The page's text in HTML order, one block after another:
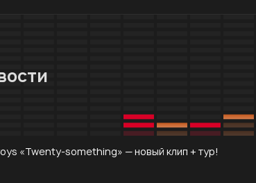
«Twenty-something» — новый клип + тур!